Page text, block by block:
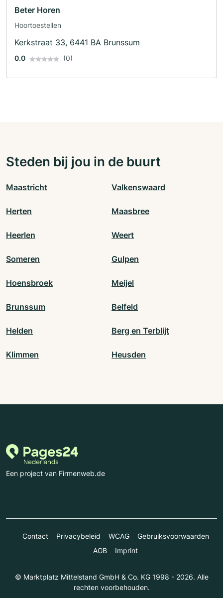
Beter Horen
Hoortoestellen
Kerkstraat 33, 6441 BA Brunssum
0.0 (0)
Steden bij jou in de buurt
Maastricht Valkenswaard
Herten Maasbree
Heerlen Weert
Someren Gulpen
Hoensbroek Meijel
Brunssum Belfeld
Helden Berg en Terblijt
Klimmen Heusden
Een project van Firmenweb.de
Contact Privacybeleid WCAG
Gebruiksvoorwaarden
AGB
Imprint
© Marktplatz Mittelstand GmbH & Co. KG 1998 - 2026. Alle
rechten voorbehouden.